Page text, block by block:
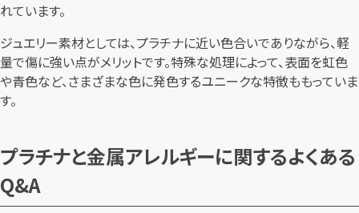
れています。
ジュエリー素材としては、プラチナに近い色合いでありながら、軽
量で傷に強い点がメリットです。特殊な処理によって、表面を虹色
や青色など、さまざまな色に発色するユニークな特徴ももっていま
す。
プラチナと金属アレルギーに関するよくある
Q&A